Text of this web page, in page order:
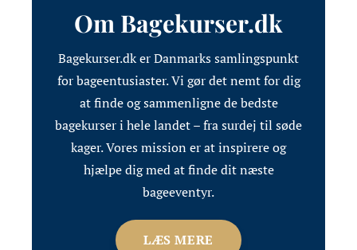
Om Bagekurser.dk
Bagekurser.dk er Danmarks samlingspunkt
for bageentusiaster. Vi gør det nemt for dig
at finde og sammenligne de bedste
bagekurser i hele landet – fra surdej til søde
kager. Vores mission er at inspirere og
hjælpe dig med at finde dit næste
bageeventyr.
LÆS MERE